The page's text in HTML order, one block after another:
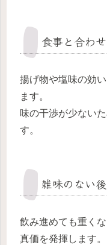
食事と合わ
揚げ物や塩味の効
ます。
味の干渉が少ない
す。
雑味のない
飲み進めても重く
真価を発揮します。